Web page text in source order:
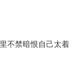
不禁暗恨自己太着